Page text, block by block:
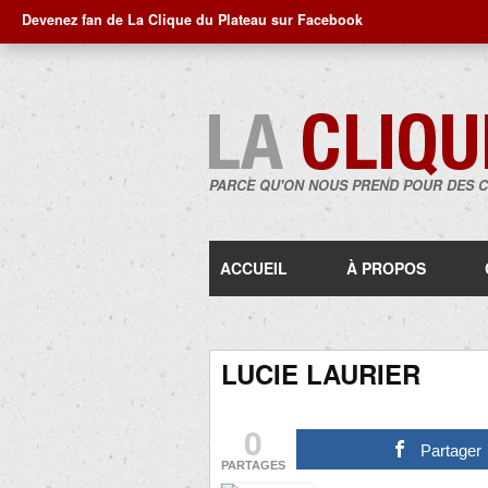
Devenez fan de La Clique du Plateau sur Facebook
PARCE QU'ON NOUS PREND POUR DES
ACCUEIL À PROPOS
LUCIE LAURIER
0
PARTAGES
Partager